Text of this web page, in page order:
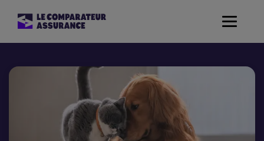
Toggle
Assurance Moto